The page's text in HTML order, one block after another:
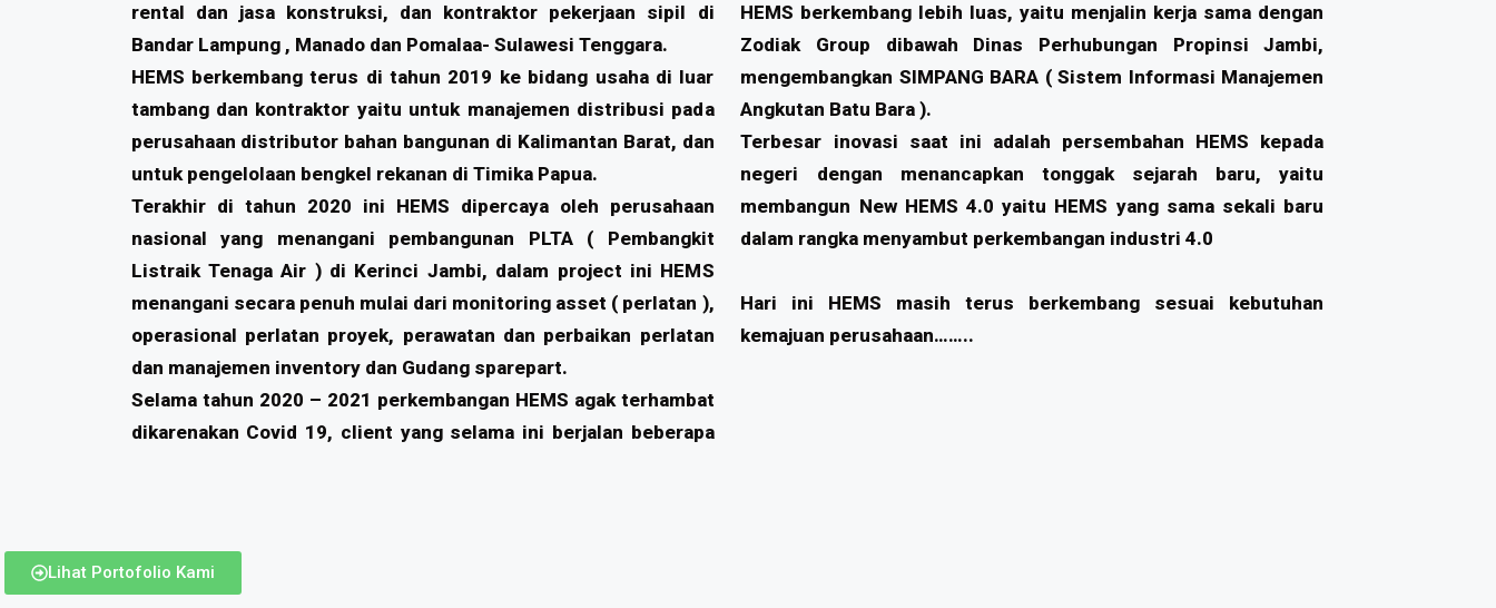
rental dan jasa konstruksi, dan kontraktor pekerjaan sipil di
Bandar Lampung , Manado dan Pomalaa- Sulawesi Tenggara.
HEMS berkembang terus di tahun 2019 ke bidang usaha di luar
tambang dan kontraktor yaitu untuk manajemen distribusi pada
perusahaan distributor bahan bangunan di Kalimantan Barat, dan
untuk pengelolaan bengkel rekanan di Timika Papua.
Terakhir di tahun 2020 ini HEMS dipercaya oleh perusahaan
nasional yang menangani pembangunan PLTA ( Pembangkit
Listraik Tenaga Air ) di Kerinci Jambi, dalam project ini HEMS
menangani secara penuh mulai dari monitoring asset ( perlatan ),
operasional perlatan proyek, perawatan dan perbaikan perlatan
dan manajemen inventory dan Gudang sparepart.
Selama tahun 2020 – 2021 perkembangan HEMS agak terhambat
dikarenakan Covid 19, client yang selama ini berjalan beberapa
HEMS berkembang lebih luas, yaitu menjalin kerja sama dengan
Zodiak Group dibawah Dinas Perhubungan Propinsi Jambi,
mengembangkan SIMPANG BARA ( Sistem Informasi Manajemen
Angkutan Batu Bara ).
Terbesar inovasi saat ini adalah persembahan HEMS kepada
negeri dengan menancapkan tonggak sejarah baru, yaitu
membangun New HEMS 4.0 yaitu HEMS yang sama sekali baru
dalam rangka menyambut perkembangan industri 4.0
Hari ini HEMS masih terus berkembang sesuai kebutuhan
kemajuan perusahaan……..
Lihat Portofolio Kami